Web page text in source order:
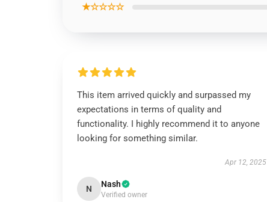
★☆☆☆☆
This item arrived quickly and surpassed my
expectations in terms of quality and
functionality. I highly recommend it to anyone
looking for something similar.
Apr 12, 2025
N Nash
Verified owner